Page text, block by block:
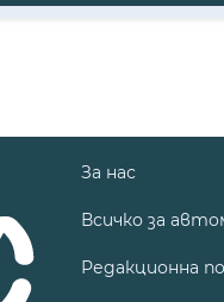
За нас
Всичко за
Редакционна